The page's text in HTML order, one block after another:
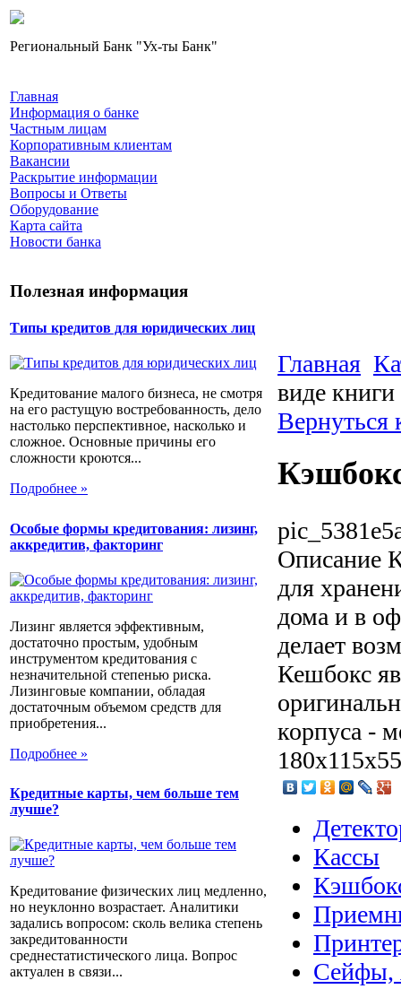
Региональный Банк "Ух-ты Банк"
Главная
Информация о банке
Частным лицам
Корпоративным клиентам
Вакансии
Раскрытие информации
Вопросы и Ответы
Оборудование
Карта сайта
Новости банка
Полезная информация
Типы кредитов для юридических лиц
Кредитование малого бизнеса, не смотря
на его растущую востребованность, дело
настолько перспективное, насколько и
сложное. Основные причины его
сложности кроются...
Подробнее »
Особые формы кредитования: лизинг,
аккредитив, факторинг
Лизинг является эффективным,
достаточно простым, удобным
инструментом кредитования с
незначительной степенью риска.
Лизинговые компании, обладая
достаточным объемом средств для
приобретения...
Подробнее »
Кредитные карты, чем больше тем
лучше?
Кредитование физических лиц медленно,
но неуклонно возрастает. Аналитики
задались вопросом: сколь велика степень
закредитованности
среднестатистического лица. Вопрос
актуален в связи...
Главная
виде
Описание
для
дома и в
делает
Кешбокс
корпуса -
Кассы
Сейфы,